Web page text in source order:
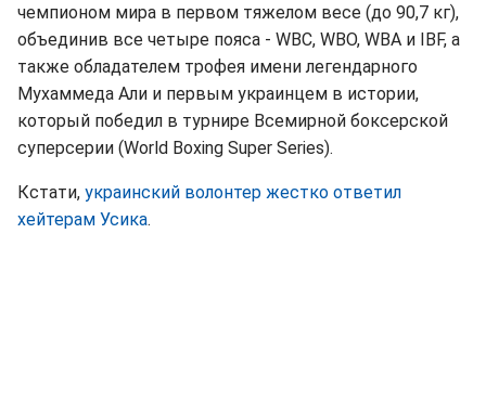
чемпионом мира в первом тяжелом весе (до 90,7 кг),
объединив все четыре пояса - WBC, WBO, WBA и IBF, а
также обладателем трофея имени легендарного
Мухаммеда Али и первым украинцем в истории,
который победил в турнире Всемирной боксерской
суперсерии (World Boxing Super Series).
Кстати, украинский волонтер жестко ответил
хейтерам Усика.